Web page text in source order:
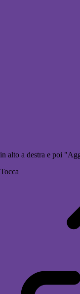
in alto a destra e poi
Tocca